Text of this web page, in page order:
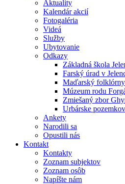
Aktuality
Kalendár akcií
Fotogaléria
Videá
Služby
Ubytovanie
Odkazy
Základná škola
Farský úrad v
Maďarský
Múzeum rodu
Zmiešaný zbor
Urbárske
Ankety
Narodili sa
Opustili nás
Kontakt
Kontakty
Zoznam subjektov
Zoznam osôb
Napíšte nám